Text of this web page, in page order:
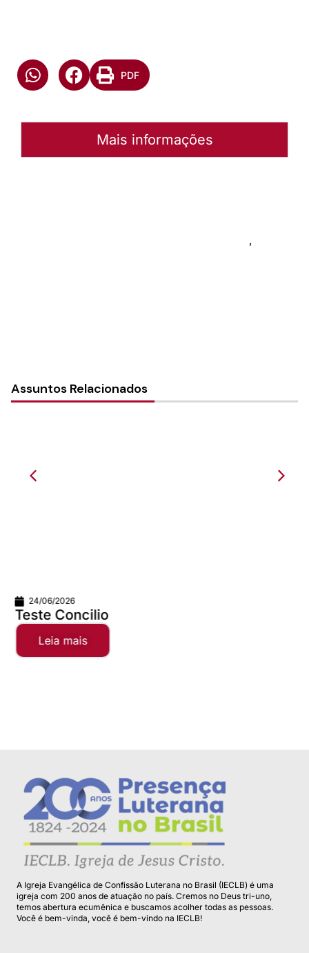
PDF
Mais informações
,
Assuntos Relacionados
A alegria da comunhão faz
distância valer...
Leia mais
A Igreja Evangélica de Confissão Luterana no Brasil (IECLB) é uma
igreja com 200 anos de atuação no país. Cremos no Deus tri-uno,
temos abertura ecumênica e buscamos acolher todas as pessoas.
Você é bem-vinda, você é bem-vindo na IECLB!